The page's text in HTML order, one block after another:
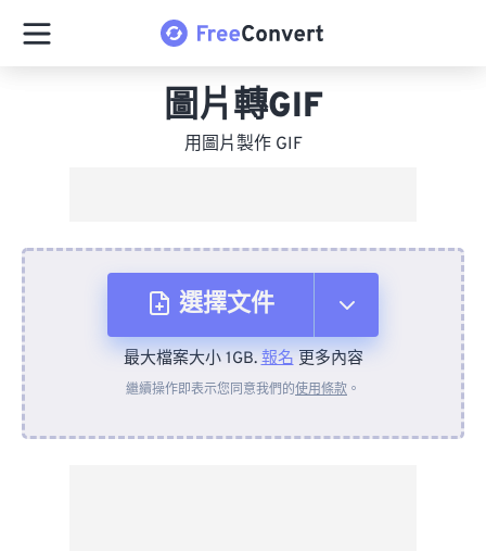
圖片轉GIF
用圖片製作 GIF
選擇文件
來自裝置
最大檔案大小 1GB.報名更多內容
繼續操作即表示您同意我們的使用條款 。